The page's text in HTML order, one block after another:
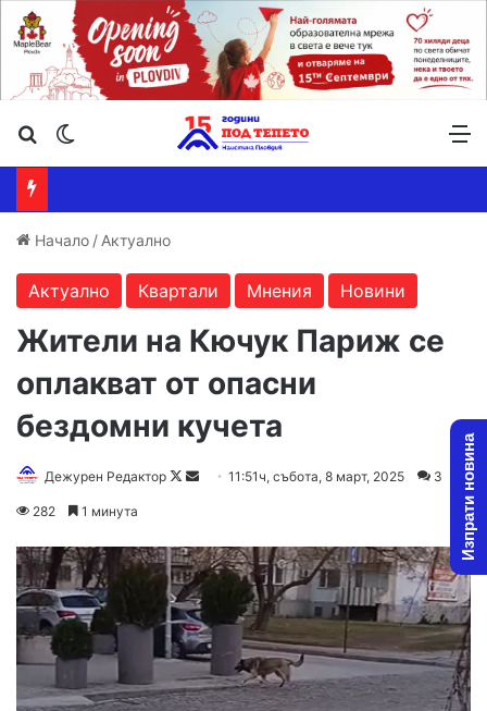
Търсене ...
Начало / Актуално
Актуално Квартали Мнения Новини
Жители на Кючук Париж се
оплакват от опасни
бездомни кучета
Дежурен Редактор
Follow
Send11:51ч, събота, 8 март, 2025 3
282 1 минута Изпрати новина